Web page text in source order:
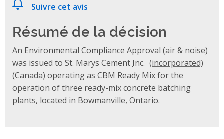
Suivre cet avis
Résumé de la décision
An Environmental Compliance Approval (air & noise)
was issued to St. Marys Cement Inc.
(Canada) operating as CBM Ready Mix for the
operation of three ready-mix concrete batching
plants, located in Bowmanville, Ontario.